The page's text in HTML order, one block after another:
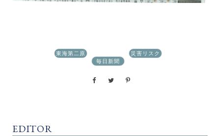
東海第二原
毎日新聞
災害リスク
EDITOR